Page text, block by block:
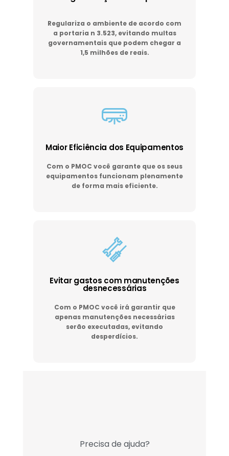
Regulariza o ambiente de acordo com
a portaria n 3.523, evitando multas
governamentais que podem chegar a
1,5 milhões de reais.
Maior Eficiência dos Equipamentos
Com o PMOC você garante que os seus
equipamentos funcionam plenamente
de forma mais eficiente.
Evitar gastos com manutenções
desnecessárias
Com o PMOC você irá garantir que
apenas manutenções necessárias
serão executadas, evitando
desperdícios.
Precisa de ajuda?